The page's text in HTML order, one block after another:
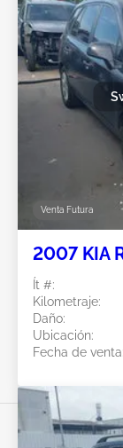
Venta Futura
2007 KIA
Ít #:
Kilometraje:
Daño:
Ubicación:
Fecha de venta: